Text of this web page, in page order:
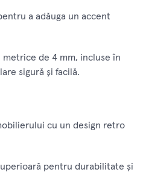
a adăuga un accent
metrice de 4 mm, incluse în
sigură și facilă.
cu un design retro
pentru durabilitate și